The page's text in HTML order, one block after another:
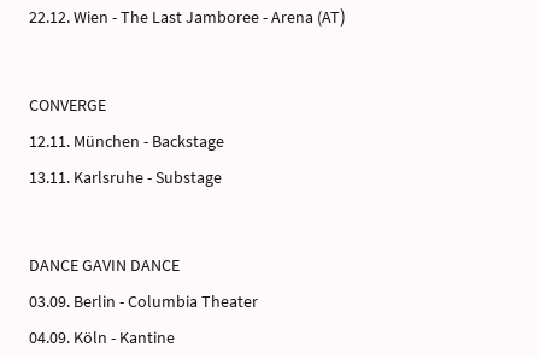
22.12. Wien - The Last Jamboree - Arena (AT)
CONVERGE
12.11. München - Backstage
13.11. Karlsruhe - Substage
DANCE GAVIN DANCE
03.09. Berlin - Columbia Theater
04.09. Köln - Kantine